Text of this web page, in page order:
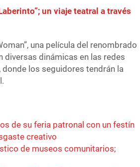
un viaje teatral a través
una película del renombrado
diversas dinámicas en las redes
los seguidores tendrán la
de su feria patronal con un festín
creativo
de museos comunitarios;